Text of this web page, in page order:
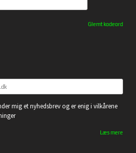
Glemt kodeord
mig et nyhedsbrev og er enig i vilkårene
Læs mere